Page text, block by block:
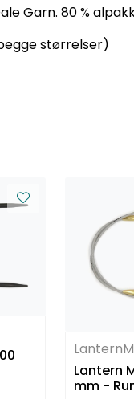
Garn. 80 %
størrelser)
Lantern
mm -